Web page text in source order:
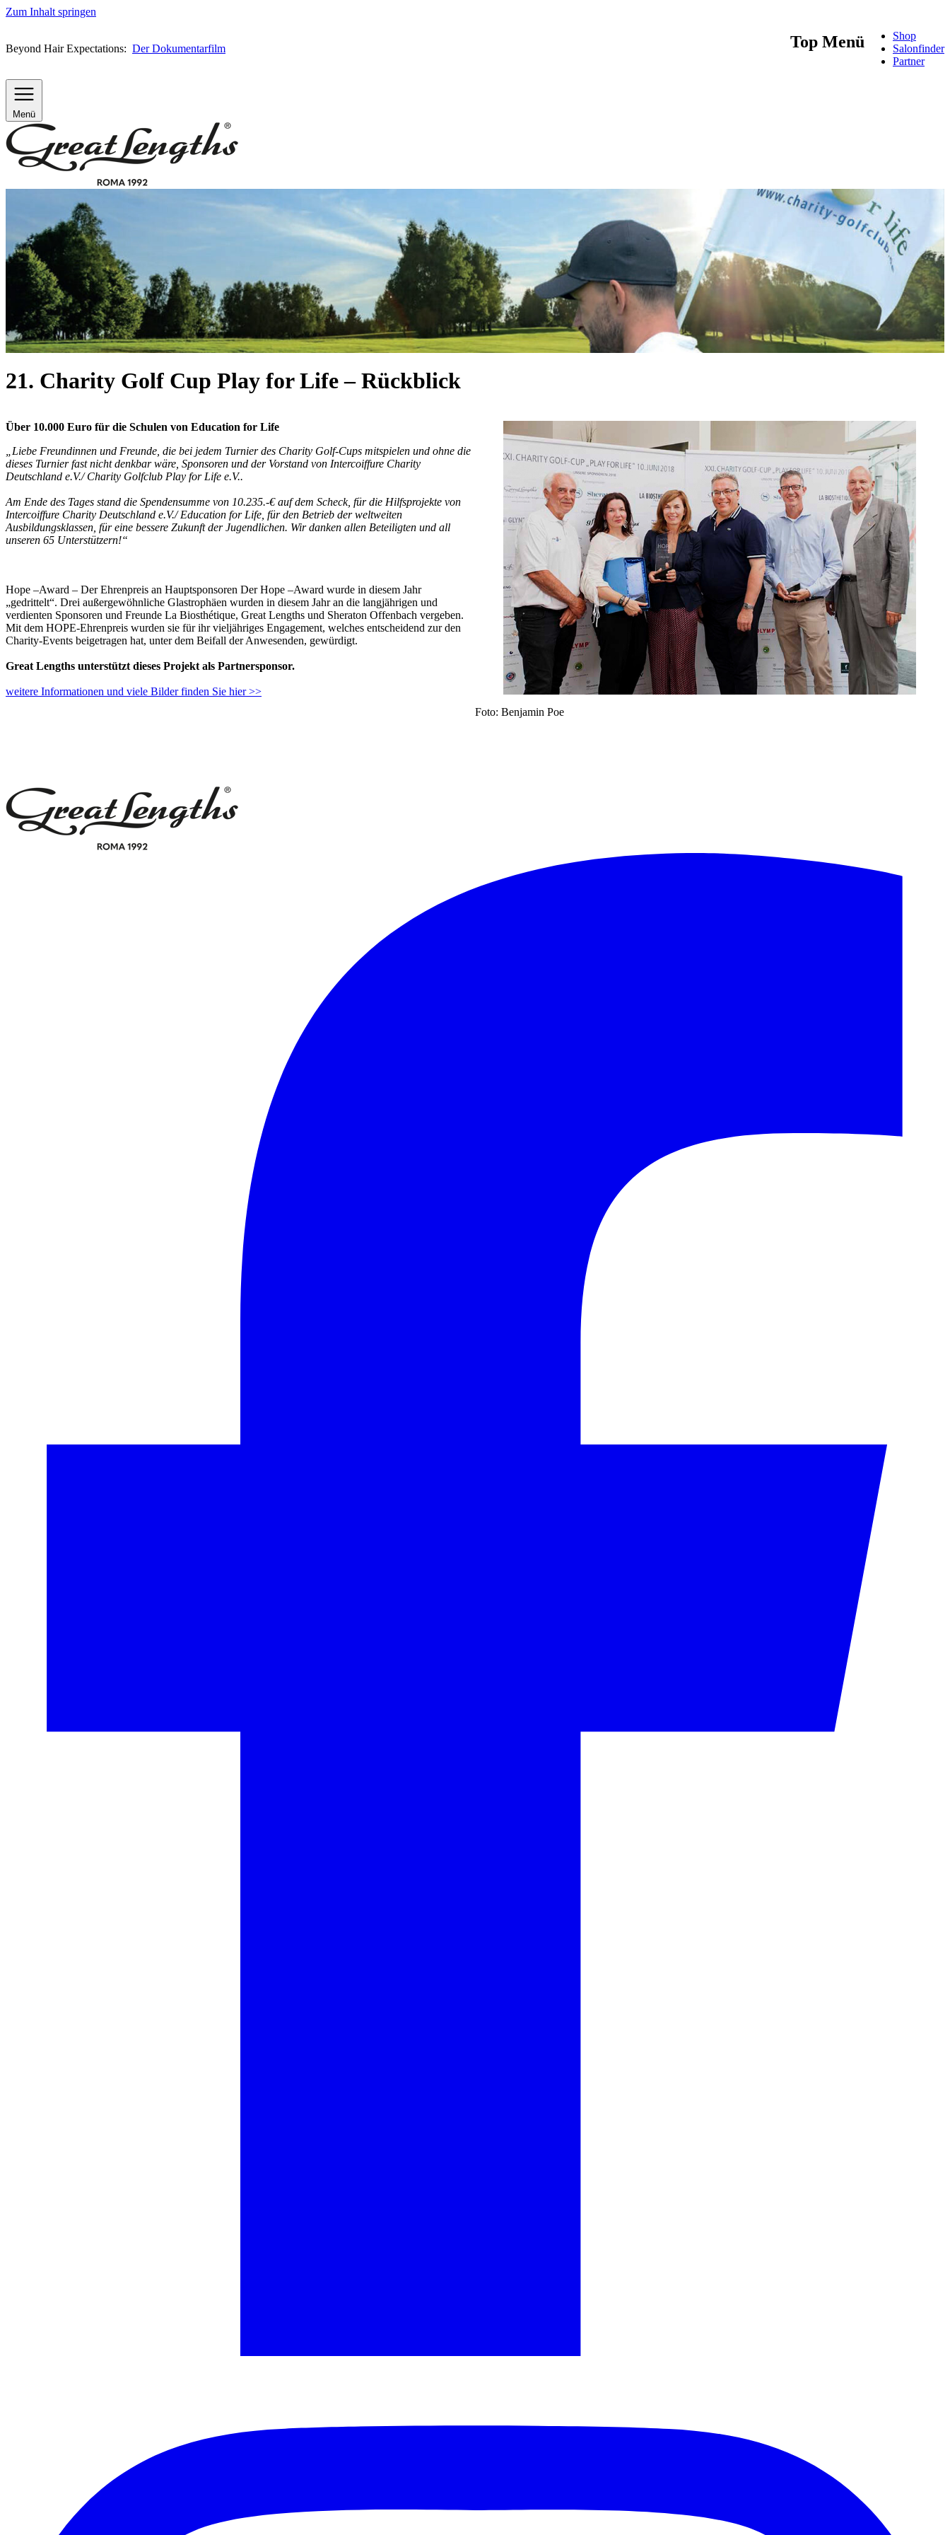
Zum Inhalt springen
Beyond Hair Expectations: Der Dokumentarfilm Top Menü
Shop
Salonfinder
Partner
Menü
21. Charity Golf Cup Play for Life – Rückblick
Über 10.000 Euro für die Schulen von Education for Life
„Liebe Freundinnen und Freunde, die bei jedem Turnier des Charity Golf-Cups mitspielen und ohne die
dieses Turnier fast nicht denkbar wäre, Sponsoren und der Vorstand von Intercoiffure Charity
Deutschland e.V./ Charity Golfclub Play for Life e.V..
Am Ende des Tages stand die Spendensumme von 10.235.-€ auf dem Scheck, für die Hilfsprojekte von
Intercoiffure Charity Deutschland e.V./ Education for Life, für den Betrieb der weltweiten
Ausbildungsklassen, für eine bessere Zukunft der Jugendlichen. Wir danken allen Beteiligten und all
unseren 65 Unterstützern!“
Hope –Award – Der Ehrenpreis an Hauptsponsoren Der Hope –Award wurde in diesem Jahr
„gedrittelt“. Drei außergewöhnliche Glastrophäen wurden in diesem Jahr an die langjährigen und
verdienten Sponsoren und Freunde La Biosthétique, Great Lengths und Sheraton Offenbach vergeben.
Mit dem HOPE-Ehrenpreis wurden sie für ihr vieljähriges Engagement, welches entscheidend zur den
Charity-Events beigetragen hat, unter dem Beifall der Anwesenden, gewürdigt.
Great Lengths unterstützt dieses Projekt als Partnersponsor.
weitere Informationen und viele Bilder finden Sie hier >>
Foto: Benjamin Poe